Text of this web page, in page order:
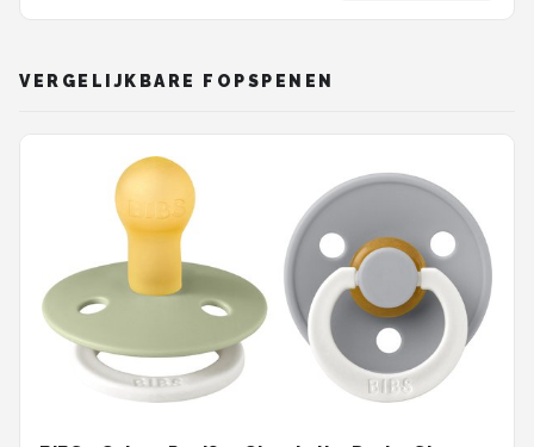
VERGELIJKBARE FOPSPENEN